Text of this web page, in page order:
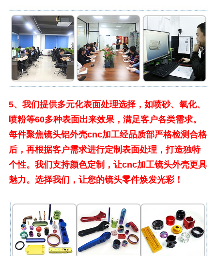
5、 我们提供多元化表面处理选择，如喷砂、氧化、
喷粉等60多种表面出来效果，满足客户各类需求。
每件聚焦镜头铝外壳cnc加工经品质部严格检测合格
后，再根据客户需求进行定制表面处理，打造独特
个性。我们支持颜色定制，让cnc加工镜头外壳更具
魅力。选择我们，让您的镜头零件焕发光彩！